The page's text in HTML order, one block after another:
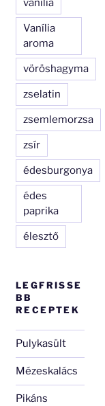
vanília
Vanília
aroma
vöröshagyma
zselatin
zsemlemorzsa
zsír
édesburgonya
édes
paprika
élesztő
LEGFRISSE
BB
RECEPTEK
Pulykasült
Mézeskalács
Pikáns